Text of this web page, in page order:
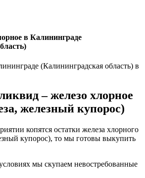
в Калининграде
(Калининградская область) в
– железо хлорное
железный купорос)
копятся остатки железа хлорного
купорос), то мы готовы выкупить
мы скупаем невостребованные